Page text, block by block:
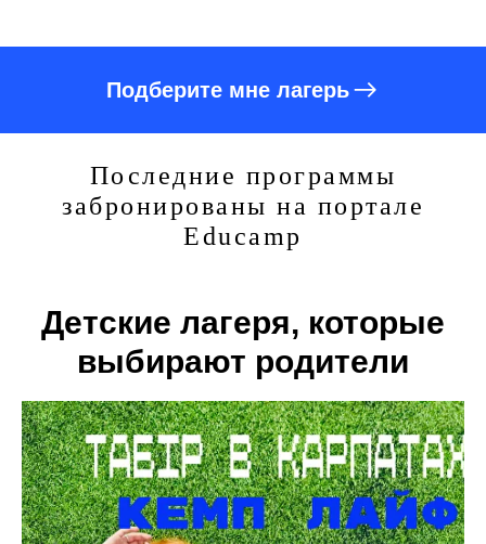
Подберите мне лагерь
Последние программы
забронированы на портале
Educamp
Детские лагеря, которые
выбирают родители